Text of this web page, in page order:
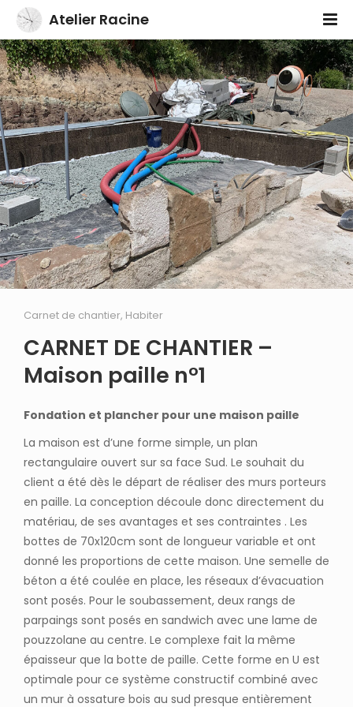
Atelier Racine
Carnet de chantier, Habiter
CARNET DE CHANTIER –
Maison paille n°1
Fondation et plancher pour une maison paille
La maison est d’une forme simple, un plan
rectangulaire ouvert sur sa face Sud. Le souhait du
client a été dès le départ de réaliser des murs porteurs
en paille. La conception découle donc directement du
matériau, de ses avantages et ses contraintes . Les
bottes de 70x120cm sont de longueur variable et ont
donné les proportions de cette maison. Une semelle de
béton a été coulée en place, les réseaux d’évacuation
sont posés. Pour le soubassement, deux rangs de
parpaings sont posés en sandwich avec une lame de
pouzzolane au centre. Le complexe fait la même
épaisseur que la botte de paille. Cette forme en U est
optimale pour ce système constructif combiné avec
un mur à ossature bois au sud presque entièrement